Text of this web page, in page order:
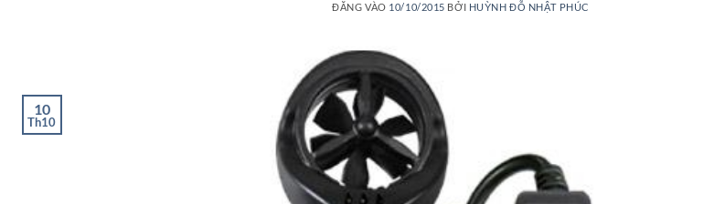
ĐĂNG VÀO 10/10/2015 BỞI HUỲNH ĐỖ NHẬT PHÚC
10
Th10